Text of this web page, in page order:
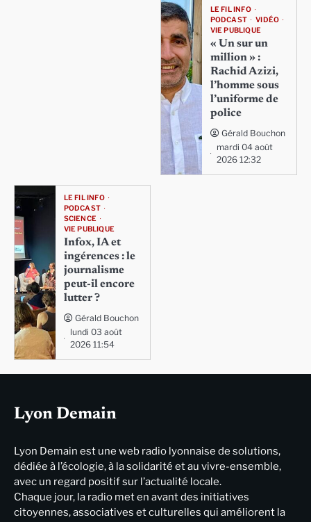
LE FIL INFO
PODCAST
VIDÉO
VIE PUBLIQUE
« Un sur un
million » :
Rachid Azizi,
l’homme sous
l’uniforme de
police
Gérald Bouchon
mardi 04 août
2026 12:32
LE FIL INFO
PODCAST
SCIENCE
VIE PUBLIQUE
Infox, IA et
ingérences : le
journalisme
peut-il encore
lutter ?
Gérald Bouchon
lundi 03 août
2026 11:54
Lyon Demain
Lyon Demain est une web radio lyonnaise de solutions,
dédiée à l’écologie, à la solidarité et au vivre-ensemble,
avec un regard positif sur l’actualité locale.
Chaque jour, la radio met en avant des initiatives
citoyennes, associatives et culturelles qui améliorent la